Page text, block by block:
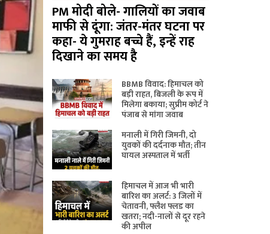
PM मोदी बोले- गालियों का जवाब
माफी से दूंगा: जंतर-मंतर घटना पर
कहा- ये गुमराह बच्चे हैं, इन्हें राह
दिखाने का समय है
BBMB विवाद: हिमाचल को
बड़ी राहत, बिजली के रूप में
मिलेगा बकाया; सुप्रीम कोर्ट ने
पंजाब से मांगा जवाब
मनाली में गिरी जिमनी, दो
युवकों की दर्दनाक मौत; तीन
घायल अस्पताल में भर्ती
हिमाचल में आज भी भारी
बारिश का अलर्ट: 3 जिलों में
चेतावनी, फ्लैश फ्लड का
खतरा; नदी-नालों से दूर रहने
की अपील